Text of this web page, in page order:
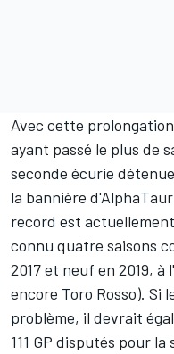
Avec cette
ayant passé le plus de
seconde écurie
la bannière
record est
connu quatre saisons
2017 et neuf en 2019,
encore Toro Rosso). Si
problème, il devrait
111 GP disputés pour